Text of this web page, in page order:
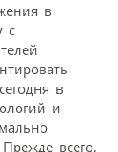
в
с
в
и
всего,